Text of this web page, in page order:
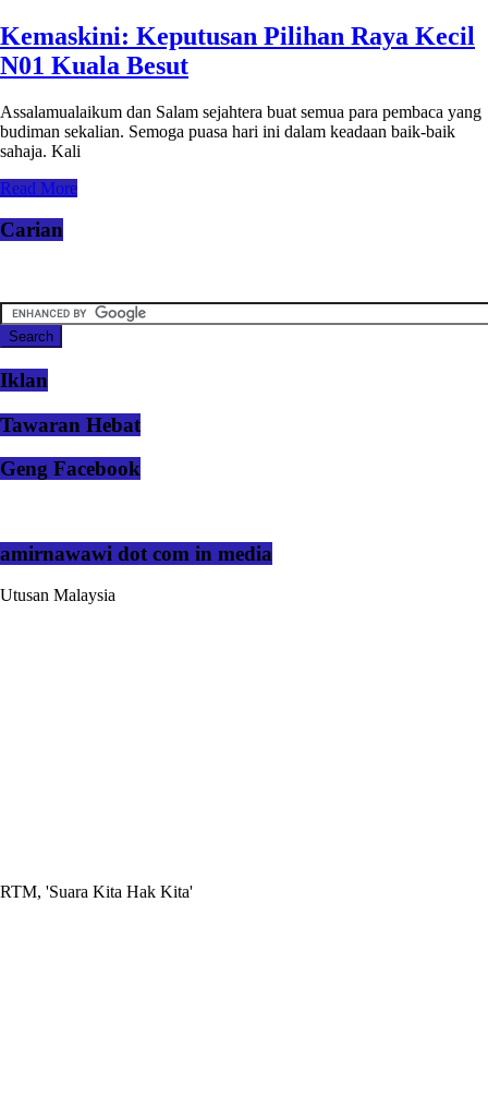
Kemaskini: Keputusan Pilihan Raya Kecil
N01 Kuala Besut
Assalamualaikum dan Salam sejahtera buat semua para pembaca yang
budiman sekalian. Semoga puasa hari ini dalam keadaan baik-baik
sahaja. Kali
Read More
Carian
Iklan
Tawaran Hebat
Geng Facebook
amirnawawi dot com in media
Utusan Malaysia
RTM, 'Suara Kita Hak Kita'